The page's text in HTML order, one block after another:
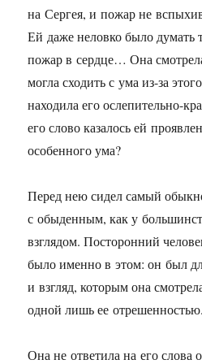
на Сергея, и пожар не
Ей даже неловко было
пожар в сердце… Она
могла сходить с ума из-за
находила его ослепительно-
его слово казалось ей
особенного ума?
Перед нею сидел самый
с обыденным, как у
взглядом. Посторонний
было именно в этом: он был
и взгляд, которым она
одной лишь ее отрешенностью.
Она не ответила на его слова